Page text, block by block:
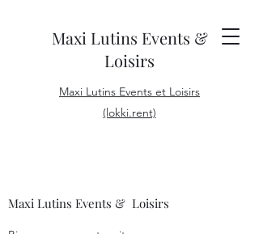
Maxi Lutins Events &
Loisirs
Maxi Lutins Events et Loisirs
(lokki.rent)
Maxi Lutins Events & Loisirs